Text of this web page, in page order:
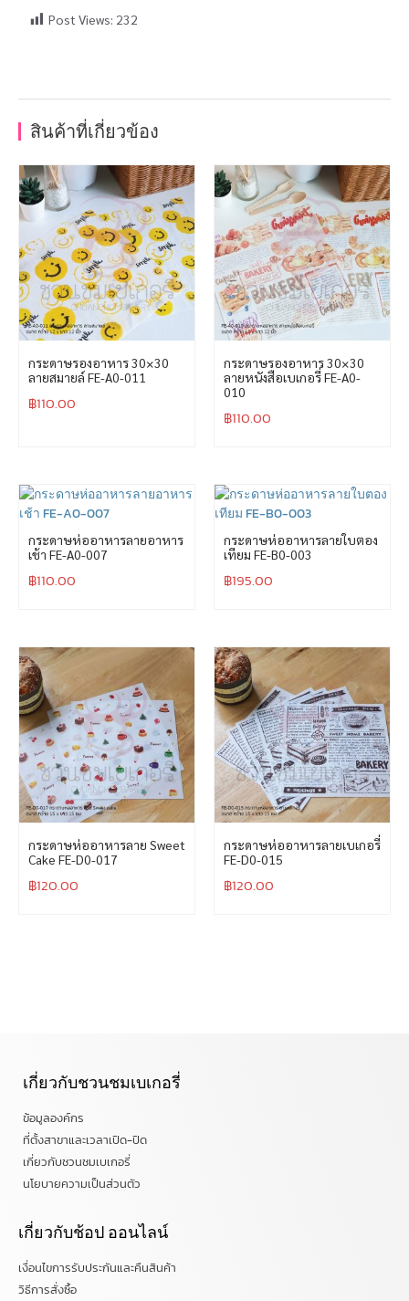
Post Views: 232
สินค้าที่เกี่ยวข้อง
กระดาษรองอาหาร 30×30
ลายสมายล์ FE-A0-011
฿110.00
กระดาษรองอาหาร 30×30
ลายหนังสือเบเกอรี่ FE-A0-
010
฿110.00
กระดาษห่ออาหารลายอาหาร
เช้า FE-A0-007
฿110.00
กระดาษห่ออาหารลายใบตอง
เทียม FE-B0-003
฿195.00
กระดาษห่ออาหารลาย Sweet
Cake FE-D0-017
฿120.00
กระดาษห่ออาหารลายเบเกอรี่
FE-D0-015
฿120.00
เกี่ยวกับชวนชมเบเกอรี่
ข้อมูลองค์กร
ที่ตั้งสาขาและเวลาเปิด-ปิด
เกี่ยวกับชวนชมเบเกอรี่
นโยบายความเป็นส่วนตัว
เกี่ยวกับช้อป ออนไลน์
เงื่อนไขการรับประกันและคืนสินค้า
วิธีการสั่งซื้อ